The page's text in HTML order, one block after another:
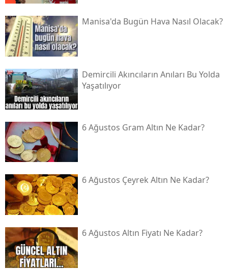
Manisa'da Bugün Hava Nasıl Olacak?
Demircili Akıncıların Anıları Bu Yolda
Yaşatılıyor
6 Ağustos Gram Altın Ne Kadar?
6 Ağustos Çeyrek Altın Ne Kadar?
6 Ağustos Altın Fiyatı Ne Kadar?